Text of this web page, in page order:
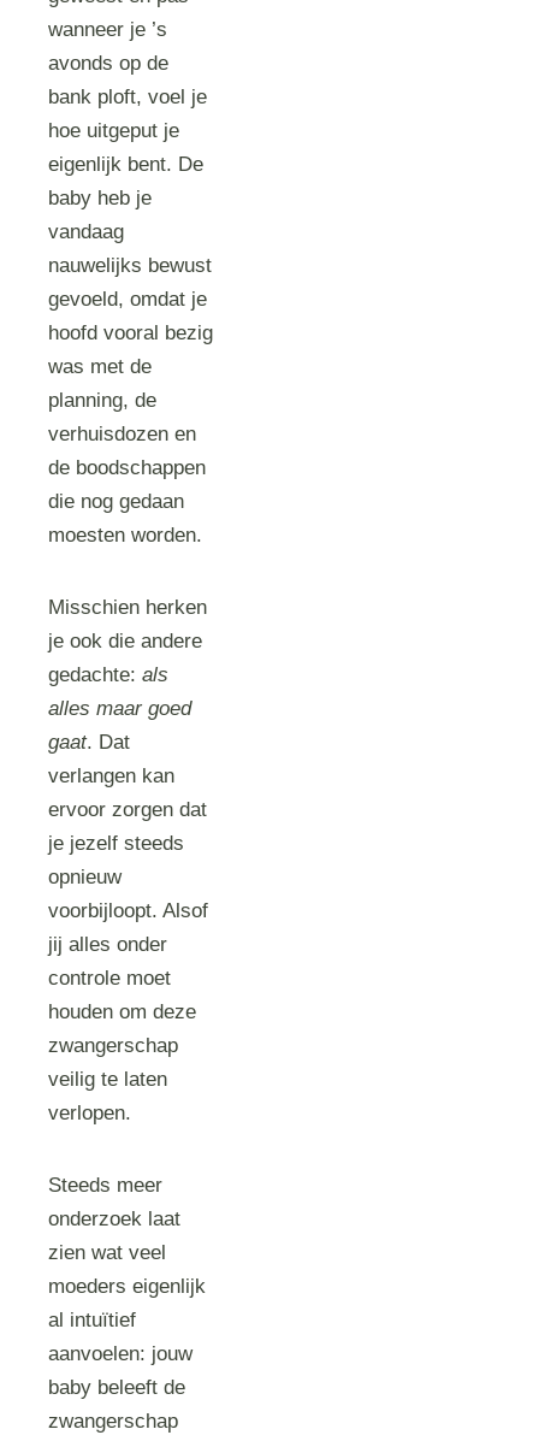
wanneer je ’s
avonds op de
bank ploft, voel je
hoe uitgeput je
eigenlijk bent. De
baby heb je
vandaag
nauwelijks bewust
gevoeld, omdat je
hoofd vooral bezig
was met de
planning, de
verhuisdozen en
de boodschappen
die nog gedaan
moesten worden.
Misschien herken
je ook die andere
gedachte:als
alles maar goed
gaat. Dat
verlangen kan
ervoor zorgen dat
je jezelf steeds
opnieuw
voorbijloopt. Alsof
jij alles onder
controle moet
houden om deze
zwangerschap
veilig te laten
verlopen.
Steeds meer
onderzoek laat
zien wat veel
moeders eigenlijk
al intuïtief
aanvoelen: jouw
baby beleeft de
zwangerschap